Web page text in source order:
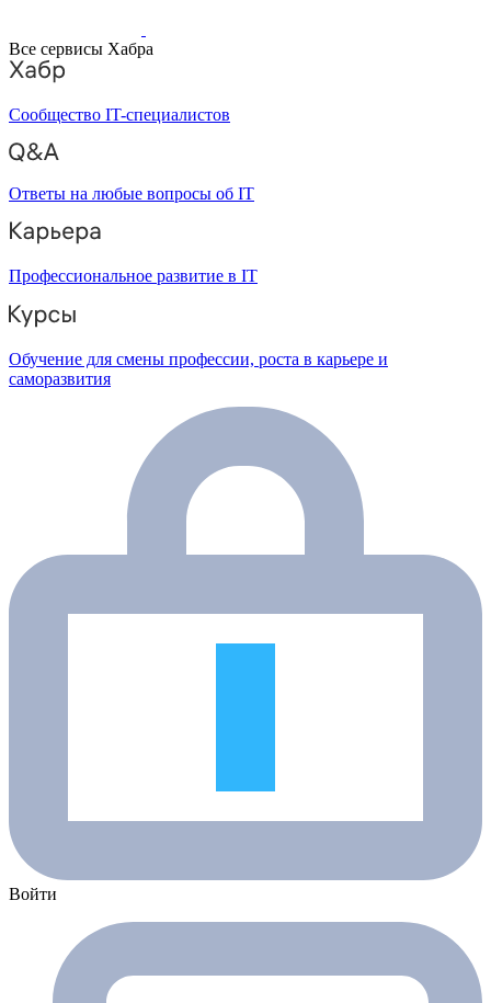
Все сервисы Хабра
Сообщество IT-специалистов
Ответы на любые вопросы об IT
Профессиональное развитие в IT
Обучение для смены профессии, роста в карьере и
саморазвития
Войти